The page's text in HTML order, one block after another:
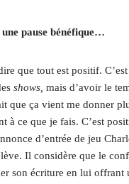
pause bénéfique…
que tout est positif.
shows, mais d’avoir le
que ça vient me donner
à ce que je fais. C’est
d’entrée de jeu
Il considère que le
son écriture en lui offrant